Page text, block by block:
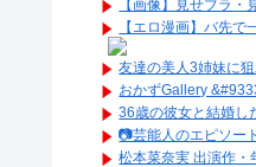
【画像】見せブラ
【エロ漫画】バ先
友達の美人3姉妹に
おかずGallery
36歳の彼女と結婚し
📷️芸能人のエピソー
松本菜奈実 出演作・